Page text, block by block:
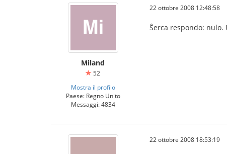
Miland
52
Mostra il profilo
Paese: Regno Unito
Messaggi: 4834
22 ottobre 2008 12:48:58
Ŝerca respondo:
22 ottobre 2008 18:53:19